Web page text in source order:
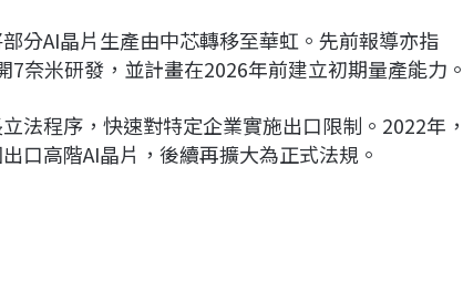
分AI晶片生產由中芯轉移至華虹。先前報導亦指
奈米研發，並計畫在2026年前建立初期量產能力。
法程序，快速對特定企業實施出口限制。2022年，
口高階AI晶片，後續再擴大為正式法規。